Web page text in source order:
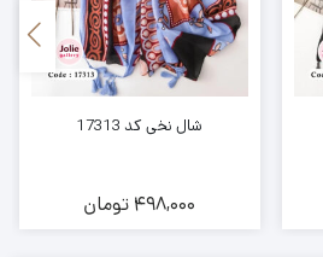
شال نخی کد 17313
498,000 تومان